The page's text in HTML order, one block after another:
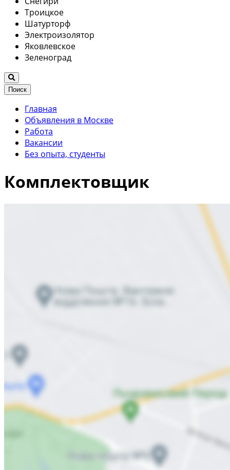
Троицкое
Шатурторф
Электроизолятор
Яковлевское
Зеленоград
Поиск
Главная
Объявления в Москве
Работа
Вакансии
Без опыта, студенты
Комплектовщик